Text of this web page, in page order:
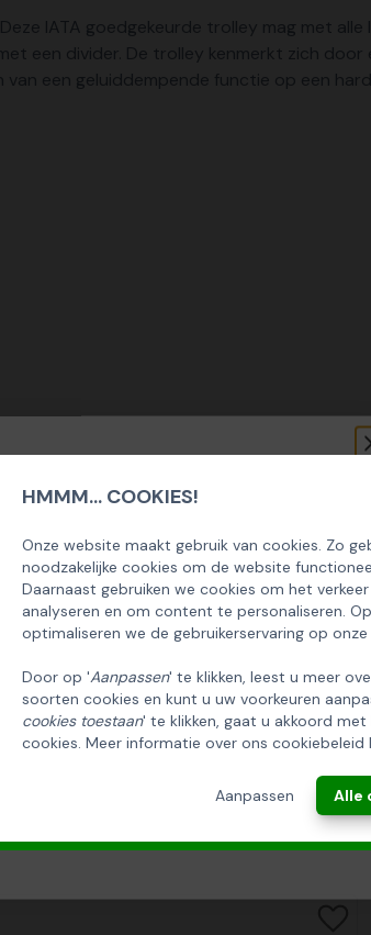
HMMM... COOKIES!
Onze website maakt gebruik van cookies. Zo
noodzakelijke cookies om de website
Daarnaast gebruiken we cookies om het
analyseren en om content te personaliseren.
optimaliseren we de gebruikerservaring op onze
Door op 'Aanpassen' te klikken, leest u meer
soorten cookies en kunt u uw voorkeuren
cookies toestaan' te klikken, gaat u akkoord
cookies. Meer informatie over ons cookiebeleid
Aanpassen Alle
IATA goedgekeurde trolley mag met
een divider. De trolley kenmerkt zich
een geluiddempende functie op een
5% KORTING OP DE
KERSTPAKKETTEN
INSCHRIJVEN!